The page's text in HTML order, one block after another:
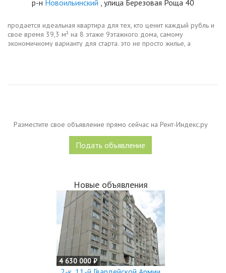
р-н Новоильинский , улица Березовая Роща 40
продается идеальная квартира для тех, кто ценит каждый рубль и
свое время 39,3 м² на 8 этаже 9этажного дома, самому
экономичному варианту для старта. это не просто жилье, а
Разместите свое объявление прямо сейчас на Рент-Индекс.ру
Подать объявление
Новые объявления
4 630 000 ₽